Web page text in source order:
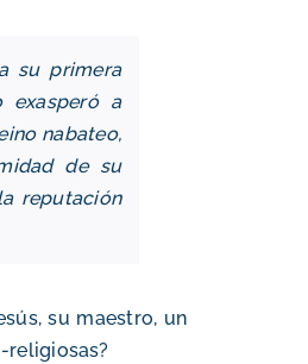
su primera
exasperó a
nabateo,
de su
reputación
su maestro, un
religiosas?